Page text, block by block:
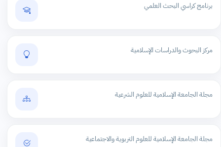
برنامج كراسي البحث العلمي
مركز البحوث والدراسات الإسلامية
مجلة الجامعة الإسلامية للعلوم الشرعية
مجلة الجامعة الإسلامية للعلوم التربوية والاجتماعية